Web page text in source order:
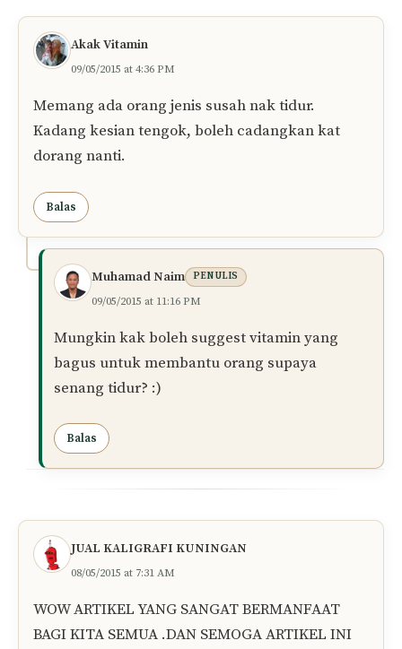
Akak Vitamin
09/05/2015 at 4:36 PM
Memang ada orang jenis susah nak tidur.
Kadang kesian tengok, boleh cadangkan kat
dorang nanti.
Balas
Muhamad Naim PENULIS
09/05/2015 at 11:16 PM
Mungkin kak boleh suggest vitamin yang
bagus untuk membantu orang supaya
senang tidur? :)
Balas
JUAL KALIGRAFI KUNINGAN
08/05/2015 at 7:31 AM
WOW ARTIKEL YANG SANGAT BERMANFAAT
BAGI KITA SEMUA .DAN SEMOGA ARTIKEL INI